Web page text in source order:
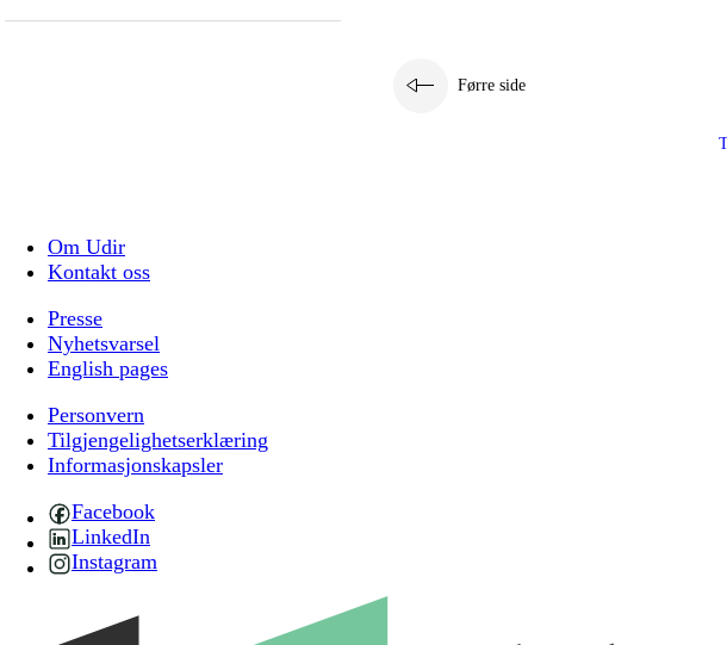
Førre side
Om Udir
Kontakt oss
Presse
Nyhetsvarsel
English pages
Personvern
Tilgjengelighetserklæring
Informasjonskapsler
Facebook
LinkedIn
Instagram